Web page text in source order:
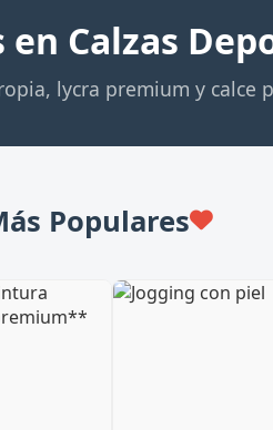
en Calzas
lycra premium y calce
Populares